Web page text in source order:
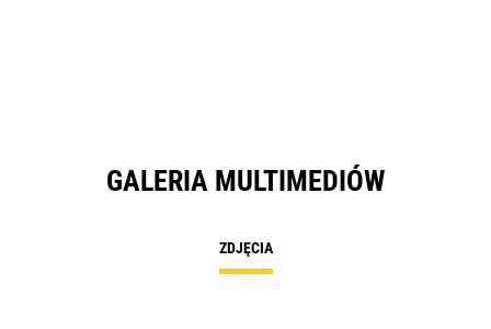
GALERIA MULTIMEDIÓW
ZDJĘCIA